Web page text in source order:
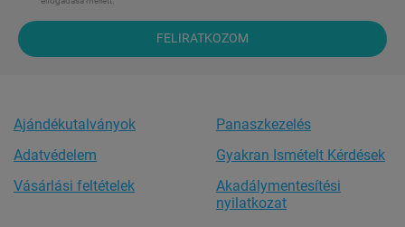
FELIRATKOZOM
Ajándékutalványok
Adatvédelem
Vásárlási feltételek
Panaszkezelés
Gyakran Ismételt Kérdések
Akadálymentesítési
nyilatkozat